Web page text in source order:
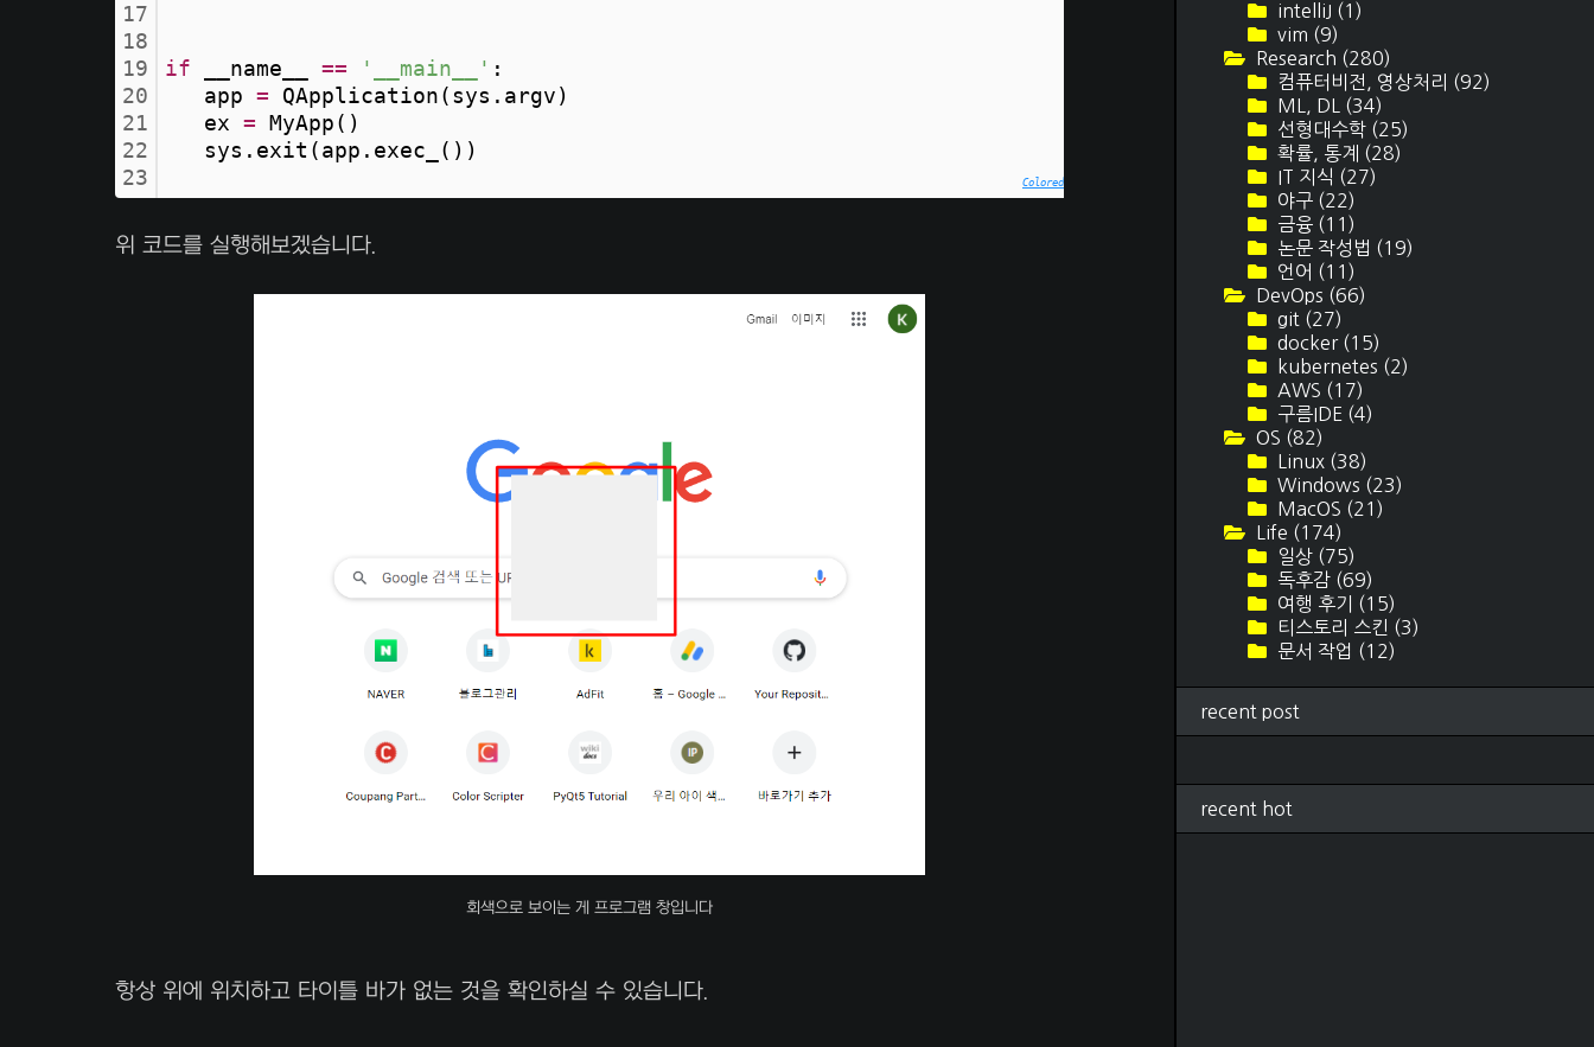
17
18
19
20
21
22
23
if __name__ == '__main__' :
app = QApplication(sys.argv)
ex = MyApp()
sys.exit(app.exec_())
Colored by Color Scripter
위 코드를 실행해보겠습니다.
회색으로 보이는 게 프로그램 창입니다
항상 위에 위치하고 타이틀 바가 없는 것을 확인하실 수 있습니다.
intelliJ (1)
vim (9)
Research (280)
컴퓨터비전, 영상처리 (92)
ML, DL (34)
선형대수학 (25)
확률, 통계 (28)
IT 지식 (27)
야구 (22)
금융 (11)
논문 작성법 (19)
언어 (11)
DevOps (66)
git (27)
docker (15)
kubernetes (2)
AWS (17)
구름IDE (4)
OS (82)
Linux (38)
Windows (23)
MacOS (21)
Life (174)
일상 (75)
독후감 (69)
여행 후기 (15)
티스토리 스킨 (3)
문서 작업 (12)
recent post
recent hot